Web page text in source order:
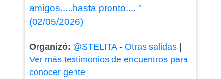
amigos.....hasta pronto.... "
(02/05/2026)
Organizó: @STELITA- Otras salidas|
Ver más testimonios de encuentros para
conocer gente